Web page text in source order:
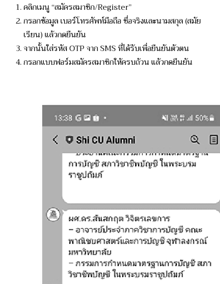
คลิกเมนู “สมัครสมาชิก/Register”
กรอกข้อมูล เบอร์โทรศัพท์มือถือ ชื่อจริงและนามสกุล (สมัย
เรียน) แล้วกดยืนยัน
จากนั้นใส่รหัส OTP จาก SMS ที่ได้รับเพื่อยืนยันตัวตน
กรอกแบบฟอร์มสมัครสมาชิกให้ครบถ้วน แล้วกดยืนยัน